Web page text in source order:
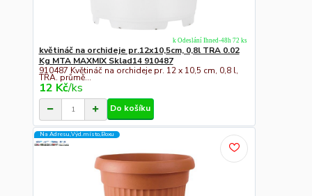
květináč na orchideje pr.12x10,5cm, 0,8l TRA 0.02
Kg MTA MAXMIX Sklad14 910487
910487 Květináč na orchideje pr. 12 x 10,5 cm, 0,8 l,
TRA. průmě...
12 Kč/ks
k Odeslání Ihned-48h 72 ks
Do košíku
Na Adresu,Výd.místo,Boxu